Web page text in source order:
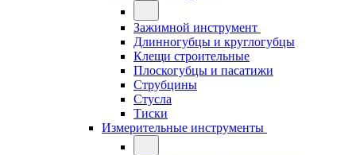
Зажимной инструмент
Длинногубцы и круглогубцы
Клещи строительные
Плоскогубцы и пасатижи
Струбцины
Стусла
Тиски
Измерительные инструменты